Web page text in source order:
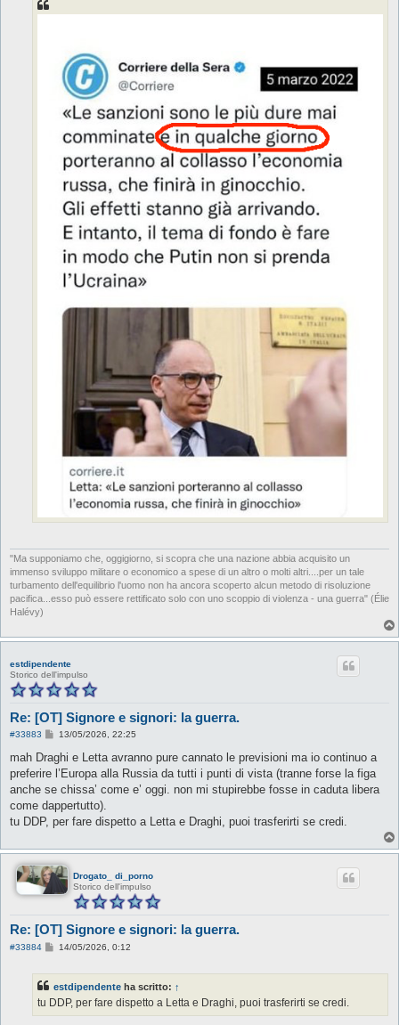
"Ma supponiamo che, oggigiorno, si scopra che una nazione abbia acquisito un
immenso sviluppo militare o economico a spese di un altro o molti altri....per un tale
turbamento dell'equilibrio l'uomo non ha ancora scoperto alcun metodo di risoluzione
pacifica...esso può essere rettificato solo con uno scoppio di violenza - una guerra" (Élie
Halévy)
estdipendente
Storico dell'impulso
Re: [OT] Signore e signori: la guerra.
#33883
M
s
s
a
g
i
o
13/05/2026, 22:25
mah Draghi e Letta avranno pure cannato le previsioni ma io continuo a
preferire l’Europa alla Russia da tutti i punti di vista (tranne forse la figa
anche se chissa’ come e’ oggi. non mi stupirebbe fosse in caduta libera
come dappertutto).
tu DDP, per fare dispetto a Letta e Draghi, puoi trasferirti se credi.
Drogato_ di_porno
Storico dell'impulso
Re: [OT] Signore e signori: la guerra.
#33884
M
a
g
14/05/2026, 0:12
estdipendente ha scritto: ↑
tu DDP, per fare dispetto a Letta e Draghi, puoi trasferirti se credi.